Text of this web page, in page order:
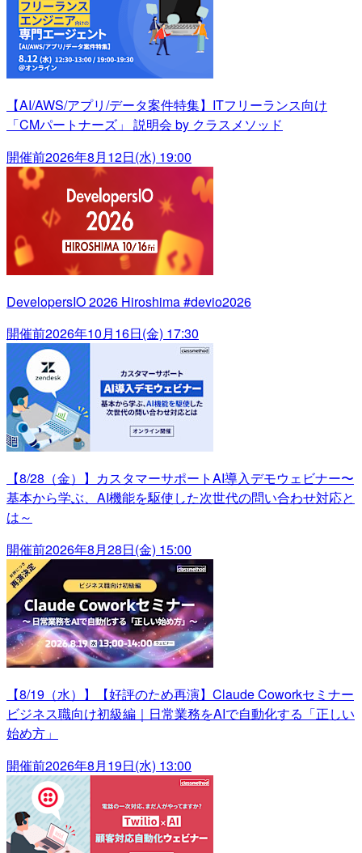
【AI/AWS/アプリ/データ案件特集】ITフリーランス向け
「CMパートナーズ」 説明会 by クラスメソッド
開催前2026年8月12日(水) 19:00
DevelopersIO 2026 Hiroshima #devio2026
開催前2026年10月16日(金) 17:30
【8/28（金）】カスタマーサポートAI導入デモウェビナー〜
基本から学ぶ、AI機能を駆使した次世代の問い合わせ対応と
は～
開催前2026年8月28日(金) 15:00
【8/19（水）】【好評のため再演】Claude Coworkセミナー
ビジネス職向け初級編｜日常業務をAIで自動化する「正しい
始め方」
開催前2026年8月19日(水) 13:00